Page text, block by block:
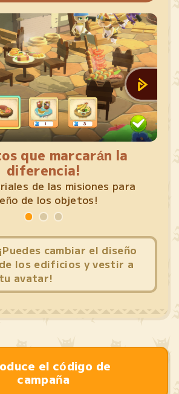
que marcarán la
diferencia!
de las misiones para
de los objetos!
¡Puedes cambiar el diseño
de los edificios y vestir a
tu avatar!
el código de
campaña